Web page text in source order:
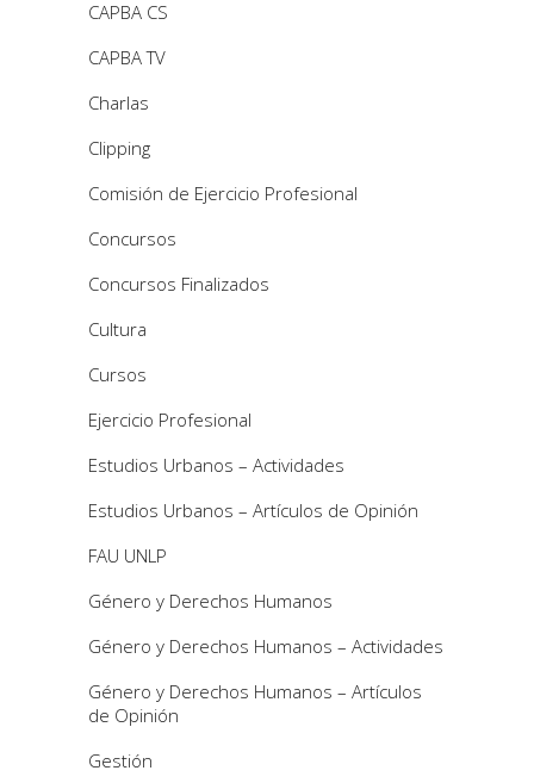
CAPBA CS
CAPBA TV
Charlas
Clipping
Comisión de Ejercicio Profesional
Concursos
Concursos Finalizados
Cultura
Cursos
Ejercicio Profesional
Estudios Urbanos – Actividades
Estudios Urbanos – Artículos de Opinión
FAU UNLP
Género y Derechos Humanos
Género y Derechos Humanos – Actividades
Género y Derechos Humanos – Artículos
de Opinión
Gestión